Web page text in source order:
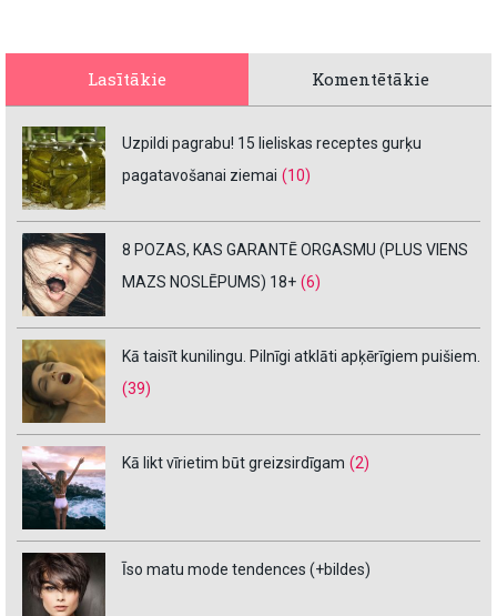
Lasītākie Komentētākie
Uzpildi pagrabu! 15 lieliskas receptes gurķu
pagatavošanai ziemai (10)
8 POZAS, KAS GARANTĒ ORGASMU (PLUS VIENS
MAZS NOSLĒPUMS) 18+ (6)
Kā taisīt kunilingu. Pilnīgi atklāti apķērīgiem puišiem.
(39)
Kā likt vīrietim būt greizsirdīgam (2)
Īso matu mode tendences (+bildes)